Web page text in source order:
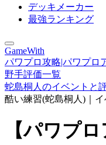
デッキメーカー
最強ランキング
GameWith
パワプロ攻略|パワプロ
野手評価一覧
蛇島桐人のイベントと
酷い練習(蛇島桐人)｜
【パワプ